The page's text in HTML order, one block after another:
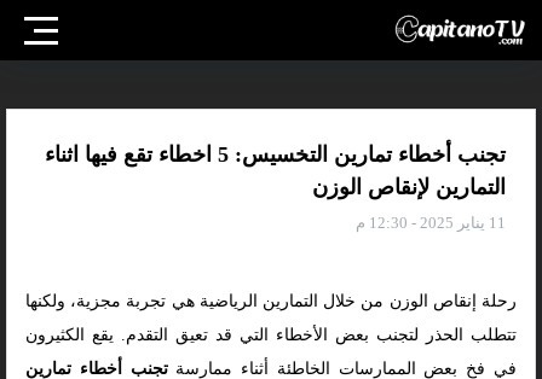
تجنب أخطاء تمارين التخسيس: 5 اخطاء تقع فيها اثناء
التمارين لإنقاص الوزن
11 يناير 2025 - 12:30 م
رحلة إنقاص الوزن من خلال التمارين الرياضية هي تجربة مجزية، ولكنها
تتطلب الحذر لتجنب بعض الأخطاء التي قد تعيق التقدم. يقع الكثيرون
في فخ بعض الممارسات الخاطئة أثناء ممارسةتجنب أخطاء تمارين